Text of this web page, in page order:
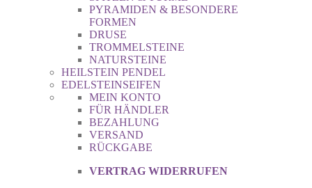
PYRAMIDEN & BESONDERE
FORMEN
DRUSE
TROMMELSTEINE
NATURSTEINE
HEILSTEIN PENDEL
EDELSTEINSEIFEN
MEIN KONTO
FÜR HÄNDLER
BEZAHLUNG
VERSAND
RÜCKGABE
VERTRAG WIDERRUFEN